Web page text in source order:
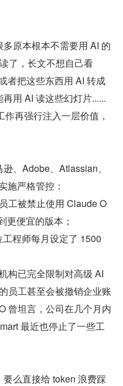
原本根本不需要用 AI 的
了，长文不想自己看
者把这些东西用 AI 转成
用 AI 读这些幻灯片......
再强行注入一层价值，
、Adobe、Atlassian、
施严格管控：
工被禁止使用 Claude O
更便宜的版本；
程师每月设定了 1500
构已完全限制对高级 AI
员工甚至会被撤销企业账
曾坦言，公司在几个月内
最近也停止了一些工
么直接给 token 浪费踩